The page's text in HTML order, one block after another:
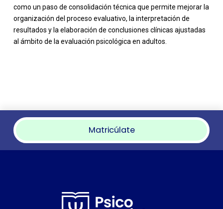
como un paso de consolidación técnica que permite mejorar la
organización del proceso evaluativo, la interpretación de
resultados y la elaboración de conclusiones clínicas ajustadas
al ámbito de la evaluación psicológica en adultos.
Matricúlate